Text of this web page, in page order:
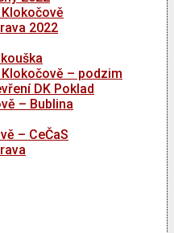
2022
– podzim
DK Poklad
– Bublina
– CeČaS